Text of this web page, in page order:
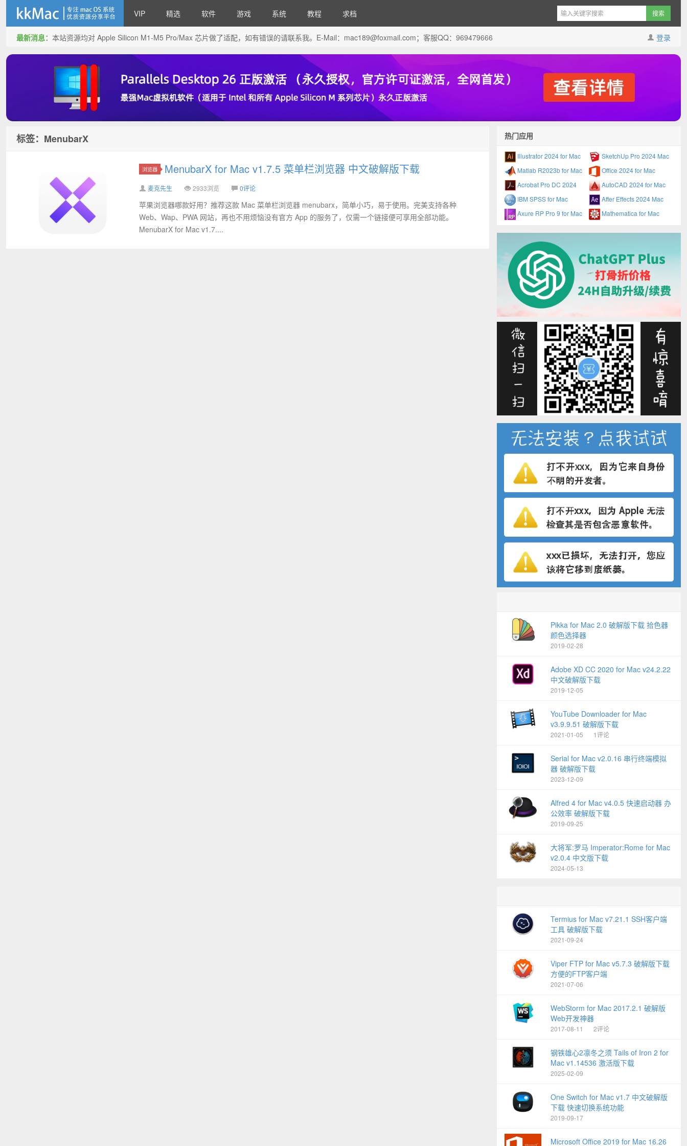
kkMac
VIP 精选 软件 游戏 系统 教程 求档
登录
最新消息： 本站资源均对 Apple Silicon M1-M5 Pro/Max 芯片做了适配，如有错误的请联系我。E-Mail： mac189@foxmail.com；客服QQ：969479666
标签：MenubarX
浏览器 MenubarX for Mac v1.7.5 菜单栏浏览器 中文破解版下载
麦克先生 2933浏览 0评论
苹果浏览器哪款好用？推荐这款 Mac 菜单栏浏览器 menubarx，简单小巧，易于使用。完美支持各种
Web、Wap、PWA 网站，再也不用烦恼没有官方 App 的服务了，仅需一个链接便可享用全部功能。
MenubarX for Mac v1.7....
热门应用
Illustrator 2024 for Mac
SketchUp Pro 2024 Mac
Matlab R2023b for Mac
Office 2024 for Mac
Acrobat Pro DC 2024
AutoCAD 2024 for Mac
IBM SPSS for Mac
After Effects 2024 Mac
Axure RP Pro 9 for Mac
Mathematica for Mac
Pikka for Mac 2.0 破解版下载 拾色器
颜色选择器
2019-02-28
Adobe XD CC 2020 for Mac v24.2.22
中文破解版下载
2019-12-05
YouTube Downloader for Mac
v3.9.9.51 破解版下载
2021-01-05 1评论
Serial for Mac v2.0.16 串行终端模拟
器 破解版下载
2023-12-09
Alfred 4 for Mac v4.0.5 快速启动器 办
公效率 破解版下载
2019-09-25
大将军:罗马 Imperator:Rome for Mac
v2.0.4 中文版下载
2024-05-13
Termius for Mac v7.21.1 SSH客户端
工具 破解版下载
2021-09-24
Viper FTP for Mac v5.7.3 破解版下载
方便的FTP客户端
2021-07-06
WebStorm for Mac 2017.2.1 破解版
Web开发神器
2017-08-11 2评论
钢铁雄心2凛冬之须 Tails of Iron 2 for
Mac v1.14536 激活版下载
2025-02-09
One Switch for Mac v1.7 中文破解版
下载 快速切换系统功能
2019-09-17
Microsoft Office 2019 for Mac 16.26